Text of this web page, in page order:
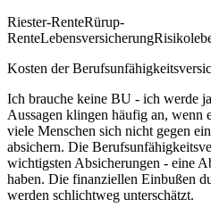
Riester-RenteRürup-
Kosten der
Ich brauche keine BU - ich werde
Aussagen klingen häufig an, wenn
viele Menschen sich nicht gegen
absichern. Die
wichtigsten Absicherungen - eine
haben. Die finanziellen Einbußen
werden schlichtweg unterschätzt.